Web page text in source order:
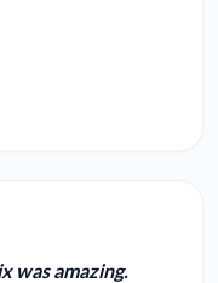
was amazing.